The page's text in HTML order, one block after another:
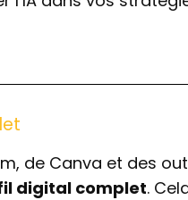
de Canva et des
digital complet.